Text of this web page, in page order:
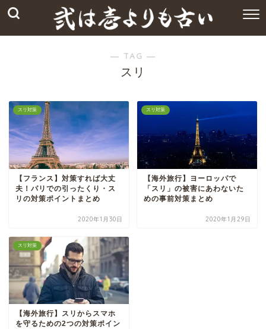
― TAG ―
スリ
スリ対策
【フランス】対策すれば大丈
夫！パリでの引ったくり・ス
リの対策ポイントまとめ
2020年1月30日
スリ対策
【海外旅行】ヨーロッパで
「スリ」の被害にあわないた
めの事前対策まとめ
2020年1月29日
スリ対策
【海外旅行】スリからスマホ
を守るための2つの対策ポイン